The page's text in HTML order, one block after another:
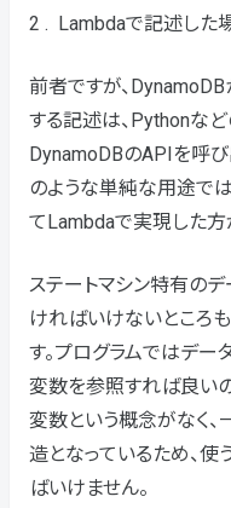
Lambdaで記述した
前者ですが、
する記述は、Pythonな
DynamoDBのAPIを呼び
のような単純な用途で
てLambdaで実現した方
ステートマシン特有の
ければいけないところ
す。プログラムではデー
変数を参照すれば良い
変数という概念がなく
造となっているため、
ばいけません。